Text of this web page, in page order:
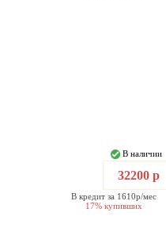
В наличии
32200 р
В кредит за 1610р/мес
17% купивших